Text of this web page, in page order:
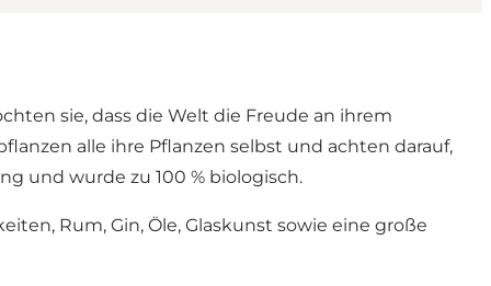
sie, dass die Welt die Freude an ihrem
alle ihre Pflanzen selbst und achten darauf,
und wurde zu 100 % biologisch.
Rum, Gin, Öle, Glaskunst sowie eine große